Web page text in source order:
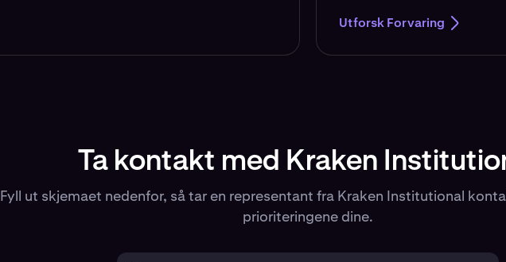
Utforsk Forvaring
Ta kontakt med Kraken
Fyll ut skjemaet nedenfor, så tar en representant fra Kraken Institutional
prioriteringene dine.